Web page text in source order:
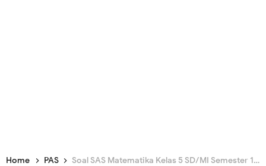
Home PAS Soal SAS Matematika Kelas 5 SD/MI Semester 1 Kurikulum Merdeka Tahun 2023/2024